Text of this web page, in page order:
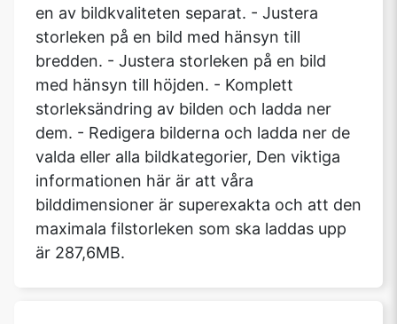
en av bildkvaliteten separat. - Justera
storleken på en bild med hänsyn till
bredden. - Justera storleken på en bild
med hänsyn till höjden. - Komplett
storleksändring av bilden och ladda ner
dem. - Redigera bilderna och ladda ner de
valda eller alla bildkategorier, Den viktiga
informationen här är att våra
bilddimensioner är superexakta och att den
maximala filstorleken som ska laddas upp
är 287,6MB.